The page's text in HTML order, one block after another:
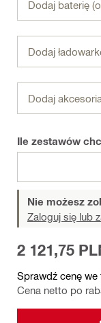
Dodaj baterię
Dodaj
Dodaj
Ile zestawów
Nie możesz
Zaloguj się lub
Sprawdź cenę we
Cena netto po
2 121,75